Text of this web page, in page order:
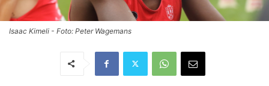
Isaac Kimeli - Foto: Peter Wagemans